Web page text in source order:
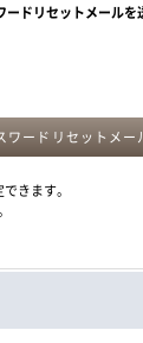
ドリセットメールを
ワードリセットメー
きます。